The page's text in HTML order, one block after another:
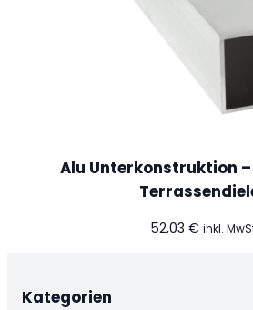
Alu Unterkonstruktion
52,03 € inkl.
Kategorien